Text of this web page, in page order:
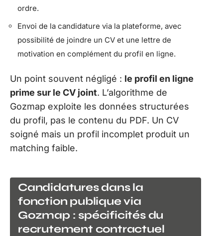
ordre.
Envoi de la candidature via la plateforme, avec
possibilité de joindre un CV et une lettre de
motivation en complément du profil en ligne.
Un point souvent négligé : le profil en ligne
prime sur le CV joint. L’algorithme de
Gozmap exploite les données structurées
du profil, pas le contenu du PDF. Un CV
soigné mais un profil incomplet produit un
matching faible.
Candidatures dans la
fonction publique via
Gozmap : spécificités du
recrutement contractuel